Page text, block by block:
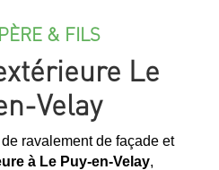
& FILS
Le
Velay
ravalement de façade et
à Le Puy-en-Velay,